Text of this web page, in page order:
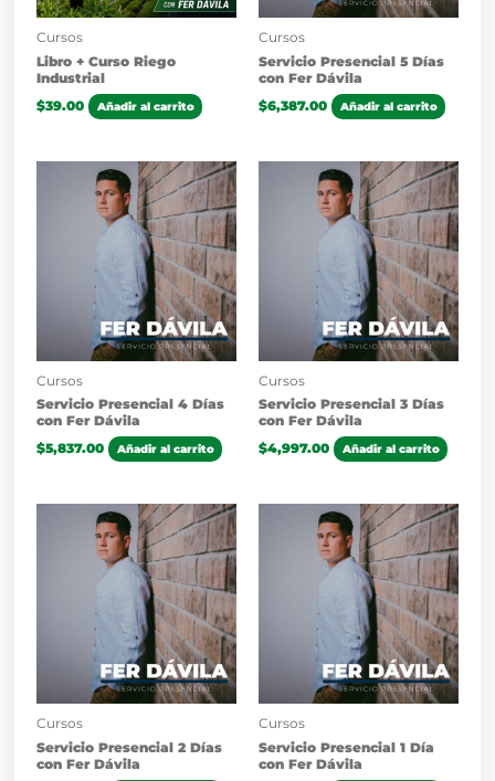
Cursos
Libro + Curso Riego
Industrial
$39.00 Añadir al carrito
Cursos
Servicio Presencial 5 Días
con Fer Dávila
$6,387.00 Añadir al carrito
Cursos
Servicio Presencial 4 Días
con Fer Dávila
$5,837.00 Añadir al carrito
Cursos
Servicio Presencial 3 Días
con Fer Dávila
$4,997.00 Añadir al carrito
Cursos
Servicio Presencial 2 Días
con Fer Dávila
Cursos
Servicio Presencial 1 Día
con Fer Dávila